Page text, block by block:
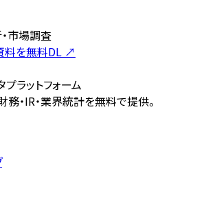
市場調査
料を無料DL ↗
ラットフォーム
・IR・業界統計を無料で提供。